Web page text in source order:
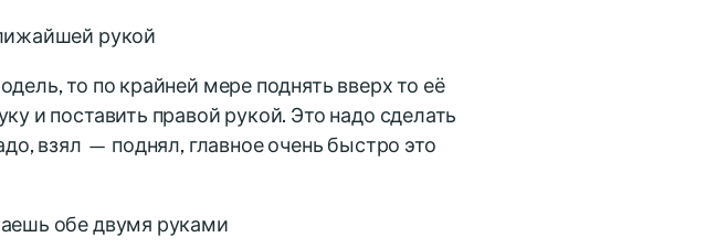
рукой
то по крайней мере поднять вверх то её
и поставить правой рукой. Это надо сделать
взял — поднял, главное очень быстро это
обе двумя руками